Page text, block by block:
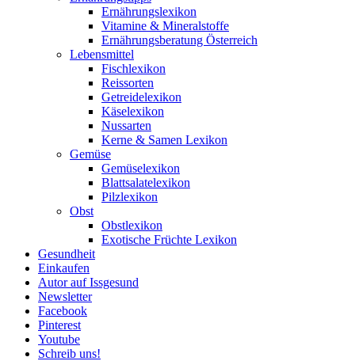
Ernährungslexikon
Vitamine & Mineralstoffe
Ernährungsberatung Österreich
Lebensmittel
Fischlexikon
Reissorten
Getreidelexikon
Käselexikon
Nussarten
Kerne & Samen Lexikon
Gemüse
Gemüselexikon
Blattsalatelexikon
Pilzlexikon
Obst
Obstlexikon
Exotische Früchte Lexikon
Gesundheit
Einkaufen
Autor auf Issgesund
Newsletter
Facebook
Pinterest
Youtube
Schreib uns!